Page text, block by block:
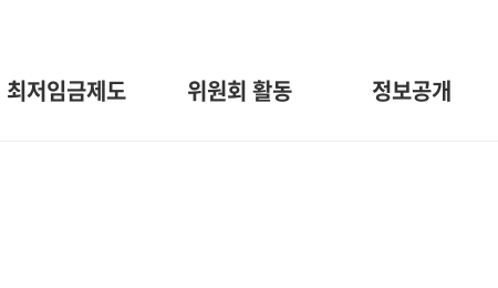
최저임금제도 위원회 활동 정보공개